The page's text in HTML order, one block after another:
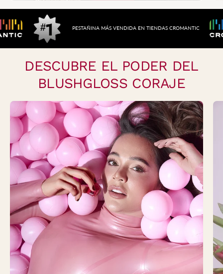
PESTAÑINA MÁS VENDIDA ENTIENDAS
DESCUBRE EL PODER DEL
BLUSHGLOSS CORAJE